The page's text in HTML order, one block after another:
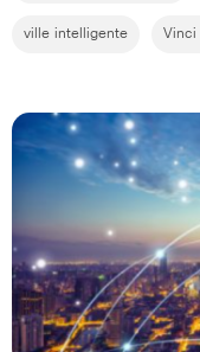
ville intelligente Vinci